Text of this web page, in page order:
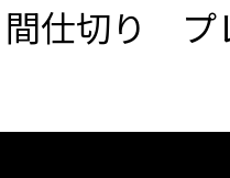
仕切り プ